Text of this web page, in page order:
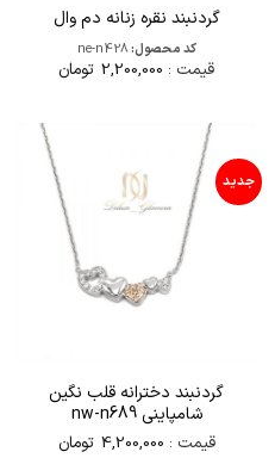
گردنبند نقره زنانه دم وال
کد محصول:ne-n428
قیمت : 2,200,000 تومان
جدید
گردنبند دخترانه قلب نگین
شامپاینی nw-n689
قیمت : 4,200,000 تومان